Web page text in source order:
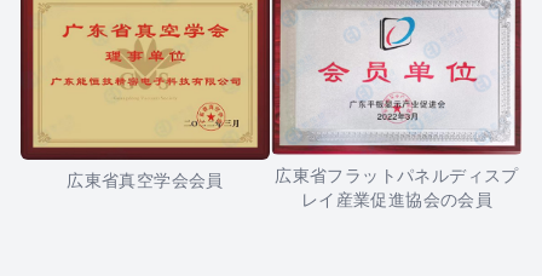
広東省真空学会会員
広東省フラットパネルディスプ
レイ産業促進協会の会員